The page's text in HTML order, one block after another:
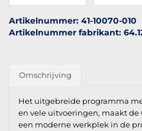
Artikelnummer: 41-10070-010
Artikelnummer fabrikant:
Omschrijving
Het uitgebreide programma
en vele uitvoeringen, maakt
een moderne werkplek in de